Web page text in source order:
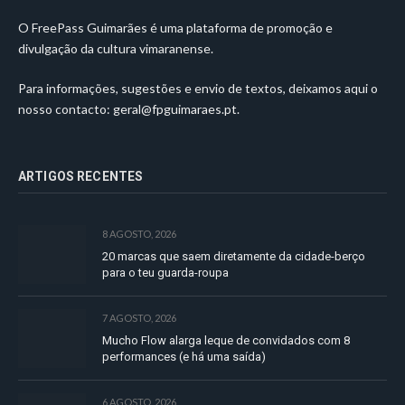
O FreePass Guimarães é uma plataforma de promoção e
divulgação da cultura vimaranense.
Para informações, sugestões e envio de textos, deixamos aqui o
nosso contacto: geral@fpguimaraes.pt.
ARTIGOS RECENTES
8 AGOSTO, 2026
20 marcas que saem diretamente da cidade-berço
para o teu guarda-roupa
7 AGOSTO, 2026
Mucho Flow alarga leque de convidados com 8
performances (e há uma saída)
6 AGOSTO, 2026